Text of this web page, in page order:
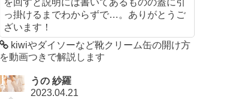
っ掛けるまでわからずで…。ありがとうご
ざいます！
kiwiやダイソーなど靴クリーム缶の開け方
を動画つきで解説します
うの 紗羅
2023.04.21